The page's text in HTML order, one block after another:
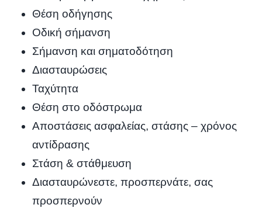
Θέση οδήγησης
Οδική σήμανση
Σήμανση και σηματοδότηση
Διασταυρώσεις
Ταχύτητα
Θέση στο οδόστρωμα
Αποστάσεις ασφαλείας, στάσης – χρόνος
αντίδρασης
Στάση & στάθμευση
Διασταυρώνεστε, προσπερνάτε, σας
προσπερνούν